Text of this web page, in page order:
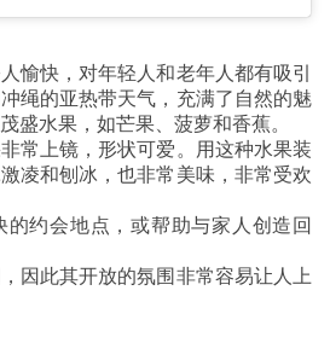
愉快，对年轻人和老年人都有吸引
绳的亚热带天气，充满了自然的魅
盛水果，如芒果、菠萝和香蕉。
常上镜，形状可爱。用这种水果装
凌和刨冰，也非常美味，非常受欢
约会地点，或帮助与家人创造回
因此其开放的氛围非常容易让人上